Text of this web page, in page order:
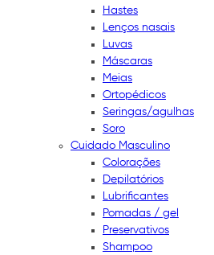
Hastes
Lenços nasais
Luvas
Máscaras
Meias
Ortopédicos
Seringas/agulhas
Soro
Cuidado Masculino
Colorações
Depilatórios
Lubrificantes
Pomadas / gel
Preservativos
Shampoo